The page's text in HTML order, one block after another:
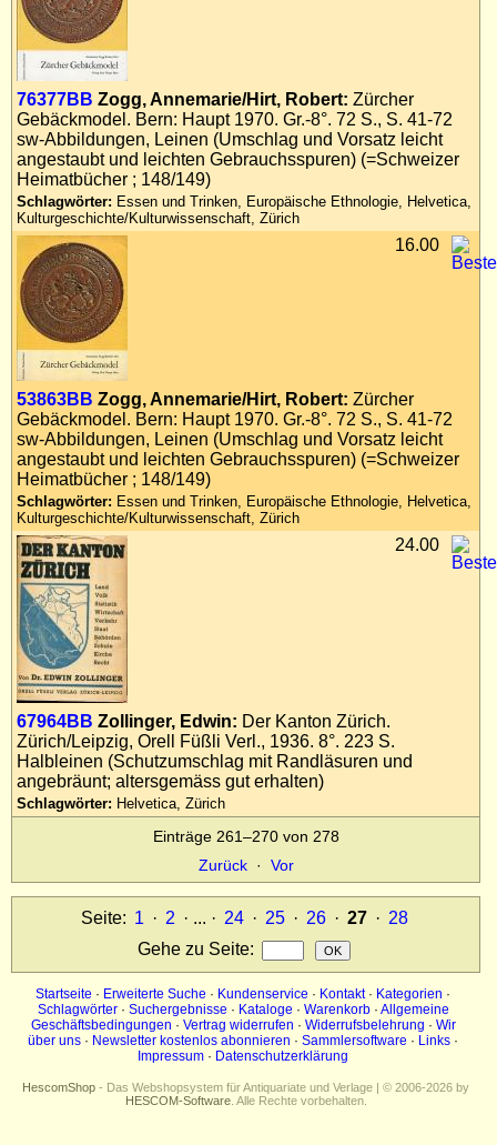
76377BB Zogg, Annemarie/Hirt, Robert: Zürcher
Gebäckmodel. Bern: Haupt 1970. Gr.-8°. 72 S., S. 41-72
sw-Abbildungen, Leinen (Umschlag und Vorsatz leicht
angestaubt und leichten Gebrauchsspuren) (=Schweizer
Heimatbücher ; 148/149)
Schlagwörter: Essen und Trinken, Europäische Ethnologie, Helvetica,
Kulturgeschichte/Kulturwissenschaft, Zürich
53863BB Zogg, Annemarie/Hirt, Robert: Zürcher
Gebäckmodel. Bern: Haupt 1970. Gr.-8°. 72 S., S. 41-72
sw-Abbildungen, Leinen (Umschlag und Vorsatz leicht
angestaubt und leichten Gebrauchsspuren) (=Schweizer
Heimatbücher ; 148/149)
Schlagwörter: Essen und Trinken, Europäische Ethnologie, Helvetica,
Kulturgeschichte/Kulturwissenschaft, Zürich
16.00
67964BB Zollinger, Edwin: Der Kanton Zürich.
Zürich/Leipzig, Orell Füßli Verl., 1936. 8°. 223 S.
Halbleinen (Schutzumschlag mit Randläsuren und
angebräunt; altersgemäss gut erhalten)
Schlagwörter: Helvetica, Zürich
24.00
Einträge 261–270 von 278
Zurück · Vor
Seite: 1 · 2 · ... · 24 · 25 · 26 · 27 · 28
Gehe zu Seite:
Startseite · Erweiterte Suche · Kundenservice · Kontakt· Kategorien ·
Schlagwörter· Suchergebnisse · Kataloge · Warenkorb· Allgemeine
Geschäftsbedingungen · Vertrag widerrufen · Widerrufsbelehrung · Wir
über uns · Newsletter kostenlos abonnieren · Sammlersoftware · Links ·
Impressum · Datenschutzerklärung
HescomShop - Das Webshopsystem für Antiquariate und Verlage | © 2006-2026 by
HESCOM-Software. Alle Rechte vorbehalten.